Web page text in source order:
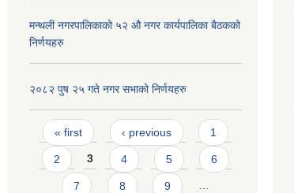
मन्थली नगरपालिकाको ५२ औ नगर कार्यपालिका बैठकको
निर्णयहरु
२०८२ पुष २५ गते नगर सभाको निर्णयहरु
Pages
« first ‹ previous 1
2 3 4 5 6
7 8 9 …